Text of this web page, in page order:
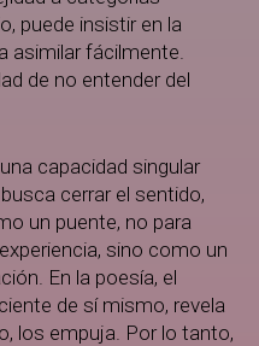
puede insistir en la
asimilar fácilmente.
de no entender del
capacidad singular
cerrar el sentido,
un puente, no para
sino como un
En la poesía, el
de sí mismo, revela
los empuja. Por lo tanto,